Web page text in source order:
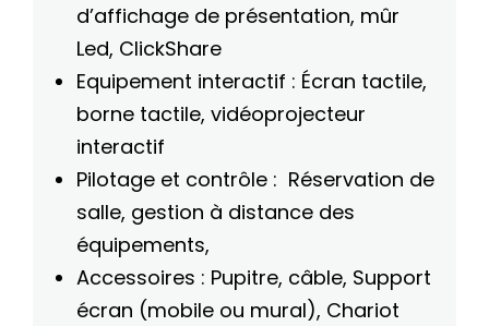
d’affichage de présentation, mûr
Led, ClickShare
Equipement interactif : Écran tactile,
borne tactile, vidéoprojecteur
interactif
Pilotage et contrôle : Réservation de
salle, gestion à distance des
équipements,
Accessoires : Pupitre, câble, Support
écran (mobile ou mural), Chariot